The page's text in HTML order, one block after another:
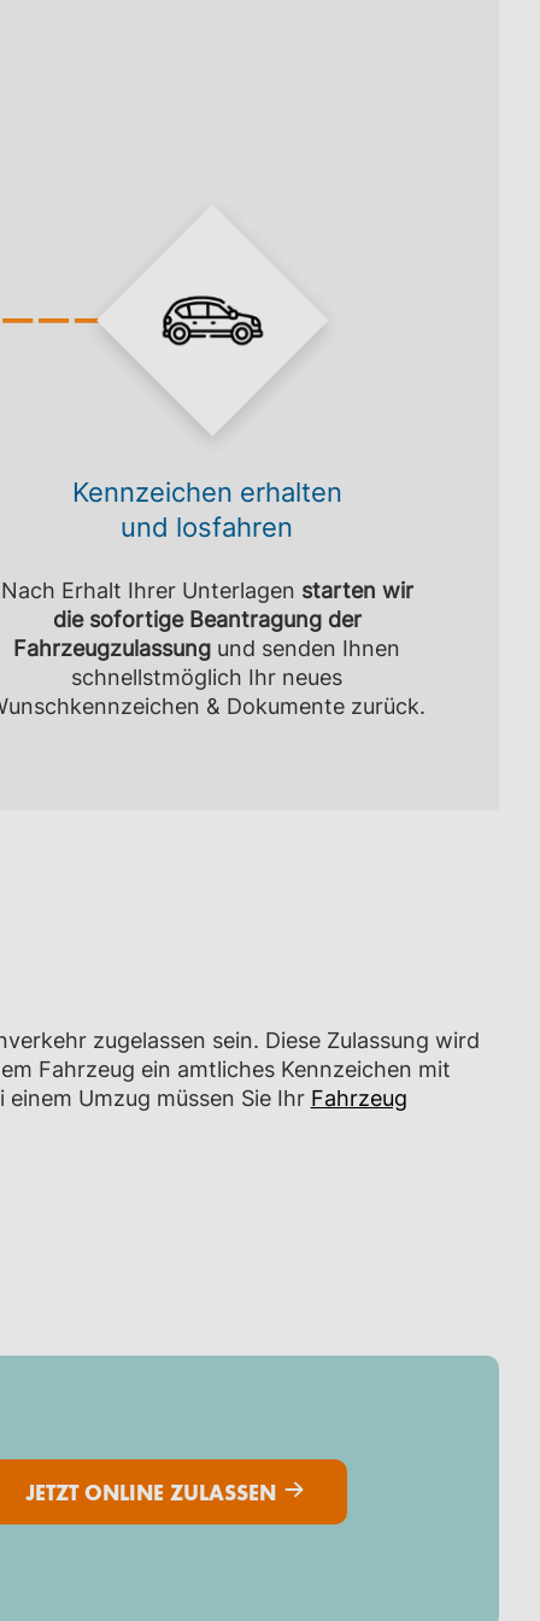
Kennzeichen erhalten
und losfahren
Nach Erhalt Ihrer Unterlagen starten wir
die sofortige Beantragung der
Fahrzeugzulassung und senden Ihnen
schnellstmöglich Ihr neues
& Dokumente zurück.
zugelassen sein. Diese Zulassung wird
Fahrzeug ein amtliches Kennzeichen mit
einem Umzug müssen Sie Ihr Fahrzeug
JETZT ONLINE ZULASSEN